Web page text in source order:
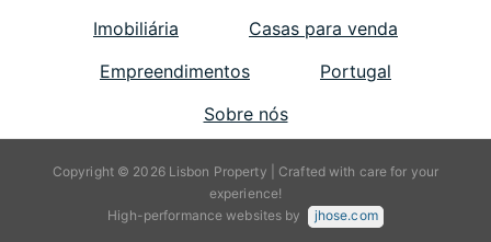
Imobiliária
Casas para venda
Empreendimentos
Portugal
Sobre nós
Copyright © 2026 Lisbon Property | Crafted with care for your
experience!
High-performance websites by
jhose.com